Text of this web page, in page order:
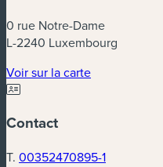
0 rue Notre-Dame
L-2240 Luxembourg
Voir sur la carte
Contact
T. 00352470895-1